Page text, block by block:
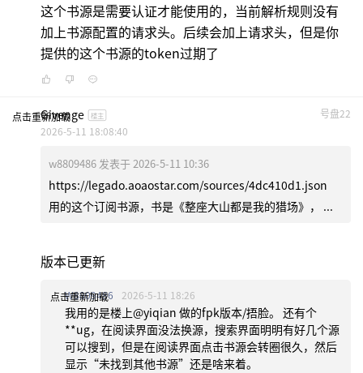
这个书源是需要认证才能使用的，当前解析规则没有
加上书源配置的请求头。后续会加上请求头，但是你
提供的这个书源的token过期了
点击重新加载 号盘22
Givenge 楼主
2026-5-11 18:08:40
w8809486 发表于 2026-5-11 10:36
https://legado.aoaostar.com/sources/4dc410d1.json
用的这个订阅书源，书是《整座大山都是我的猎场》， ...
版本已更新
点击重新加载
W8809486 2026-5-11 18:26
我用的是楼上@yiqian 做的fpk版本/捂脸。 还有个
**ug，在阅读界面没法换源，搜索界面明明有好几个源
可以搜到，但是在阅读界面点击书源会转圈很久，然后
显示“未找到其他书源”还是啥来着。